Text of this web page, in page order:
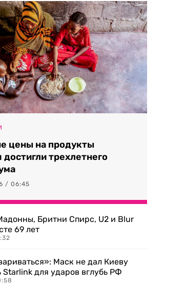
цены на продукты
достигли трехлетнего
/ 06:45
Бритни Спирс, U2 и Blur
69 лет
Маск не дал Киеву
Starlink для ударов вглубь РФ